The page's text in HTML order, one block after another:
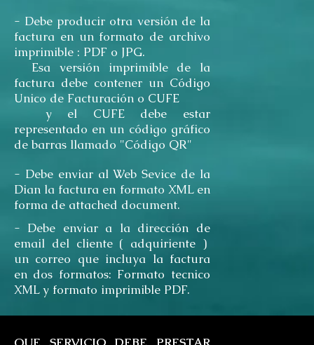
- Debe producir otra versión de la
factura en un formato de archivo
imprimible : PDF o JPG.
Esa versión imprimible de la
factura debe contener un Código
Unico de Facturación o CUFE
y el CUFE debe estar
representado en un código gráfico
de barras llamado "Código QR"
- Debe enviar al Web Sevice de la
Dian la factura en formato XML en
forma de attached document.
- Debe enviar a la dirección de
email del cliente ( adquiriente )
un correo que incluya la factura
en dos formatos: Formato tecnico
XML y formato imprimible PDF.